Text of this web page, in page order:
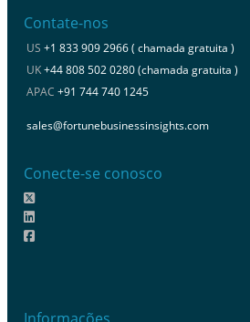
Contate-nos
US +1 833 909 2966 ( chamada gratuita )
UK+44 808 502 0280 (chamada gratuita )
APAC +91 744 740 1245
sales@fortunebusinessinsights.com
Conecte-se conosco
Informações